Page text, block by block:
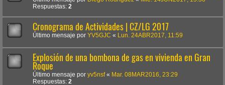
Respuestas: 2
Cronograma de Actividades | CZ/LG 2017
Último mensaje por YV5GJC « Lun. 24ABR2017, 11:59
Explosión de una bombona de gas en vivienda en Gran
Roque
Último mensaje por yv5nsf« Mar. 08MAR2016, 23:29
Respuestas: 2